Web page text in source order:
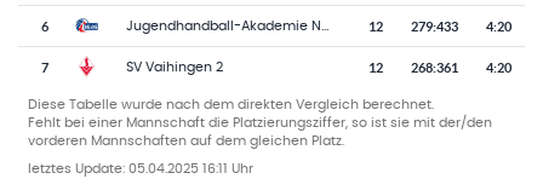
6 12 279:433 4:20
7 SV Vaihingen 2 12 268:361 4:20
Diese Tabelle wurde nach dem direkten Vergleich berechnet.
Fehlt bei einer Mannschaft die Platzierungsziffer, so ist sie mit der/den
vorderen Mannschaften auf dem gleichen Platz.
letztes Update: 05.04.2025 16:11 Uhr